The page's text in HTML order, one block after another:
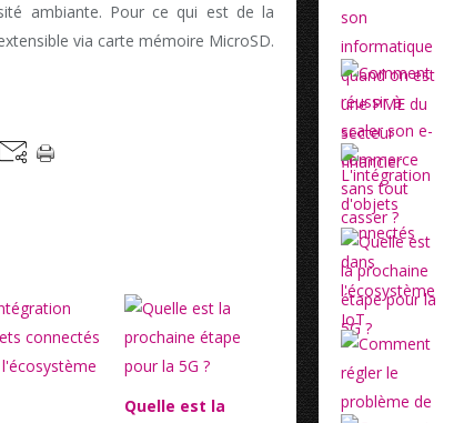
ambiante. Pour ce qui est de la
via carte mémoire MicroSD.
Quelle est la